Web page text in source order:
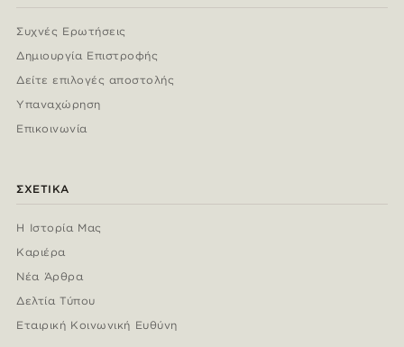
Συχνές Ερωτήσεις
Δημιουργία Επιστροφής
Δείτε επιλογές αποστολής
Υπαναχώρηση
Επικοινωνία
ΣΧΕΤΙΚΆ
Η Ιστορία Μας
Καριέρα
Νέα Άρθρα
Δελτία Τύπου
Εταιρική Κοινωνική Ευθύνη